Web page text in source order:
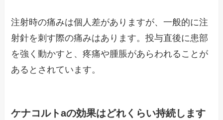
注射時の痛みは個人差がありますが、一般的に注
射針を刺す際の痛みはあります。投与直後に患部
を強く動かすと、疼痛や腫脹があらわれることが
あるとされています。
ケナコルトaの効果はどれくらい持続します